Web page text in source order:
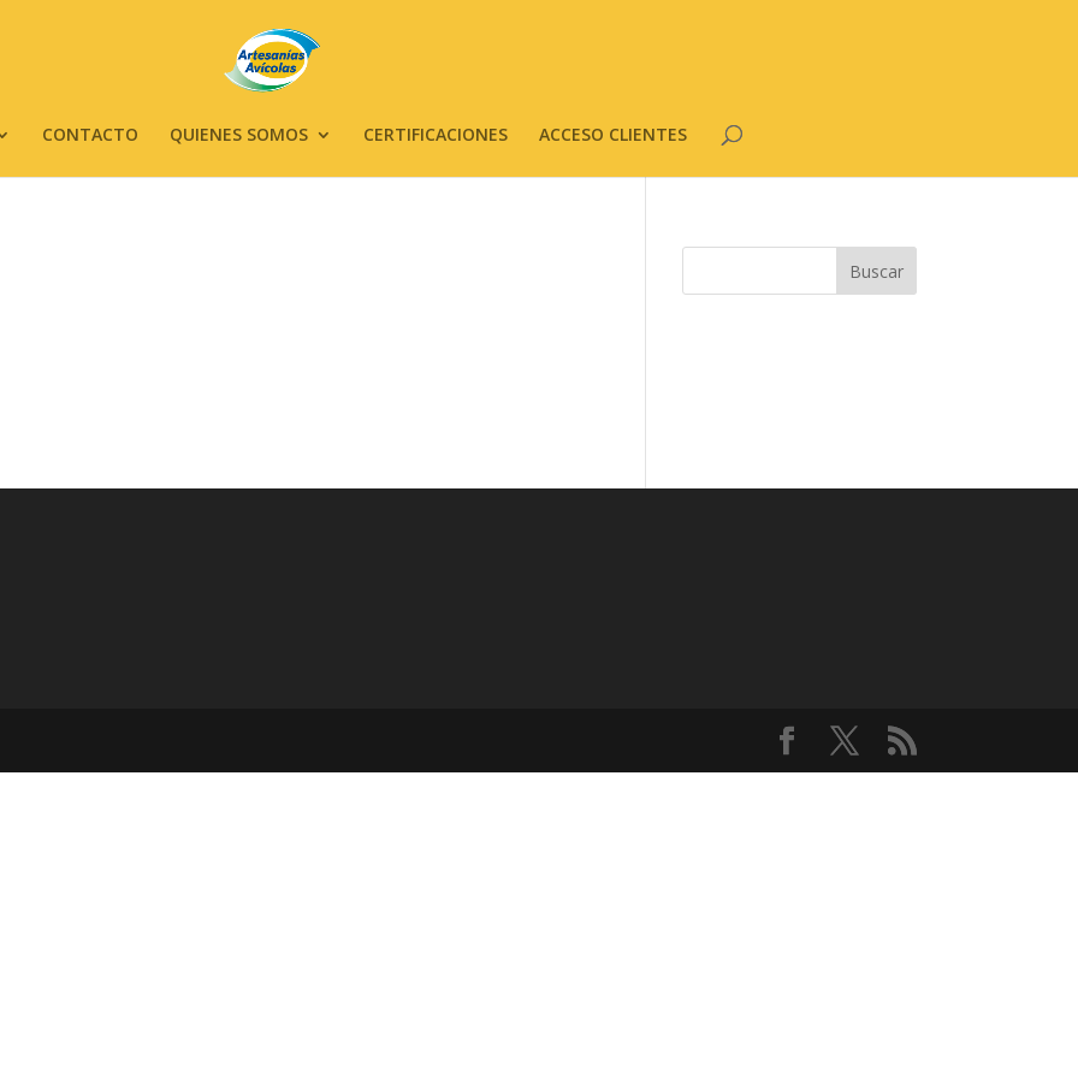
CONTACTO QUIENES SOMOS CERTIFICACIONES ACCESO CLIENTES